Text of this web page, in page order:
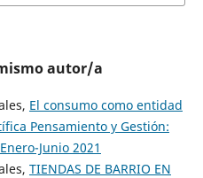
autor/a
El consumo como entidad
Pensamiento y Gestión:
Junio 2021
TIENDAS DE BARRIO EN